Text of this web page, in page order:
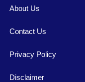
About Us
Contact Us
Privacy Policy
Disclaimer